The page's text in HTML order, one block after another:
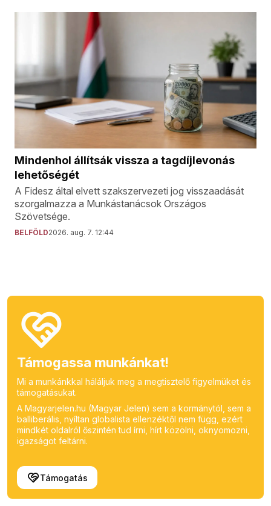
Mindenhol állítsák vissza a tagdíjlevonás
lehetőségét
A Fidesz által elvett szakszervezeti jog visszaadását
szorgalmazza a Munkástanácsok Országos
Szövetsége.
BELFÖLD2026. aug. 7. 12:44
Támogassa munkánkat!
Mi a munkánkkal háláljuk meg a megtisztelő figyelmüket és
támogatásukat.
A Magyarjelen.hu (Magyar Jelen) sem a kormánytól, sem a
balliberális, nyíltan globalista ellenzéktől nem függ, ezért
mindkét oldalról őszintén tud írni, hírt közölni, oknyomozni,
igazságot feltárni.
Támogatás